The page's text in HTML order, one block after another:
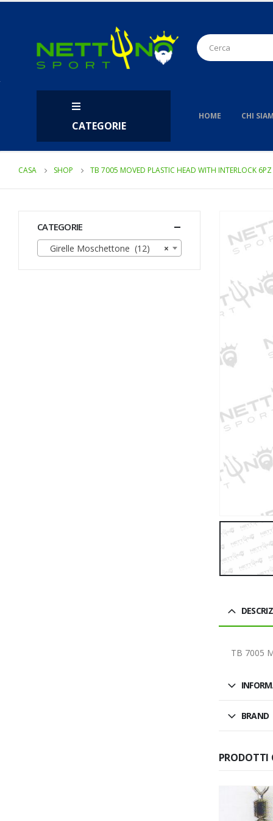
CATEGORIE
HOME CHI
CASA SHOP TB 7005 MOVED PLASTIC HEAD WITH INTERLOCK 6PZ
TB 7005
BRAND
PRODOTTI
CATEGORIE
×
Girelle Moschettone (12)